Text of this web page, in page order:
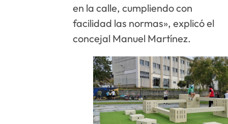
en la calle, cumpliendo con
facilidad las normas», explicó el
concejal Manuel Martínez.